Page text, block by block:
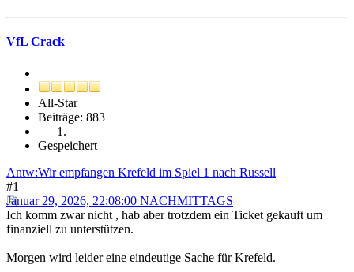
VfL Crack
All-Star
Beiträge: 883
Gespeichert
Antw:Wir empfangen Krefeld im Spiel 1 nach Russell
#1
Januar 29, 2026, 22:08:00 NACHMITTAGS
Ich komm zwar nicht , hab aber trotzdem ein Ticket gekauft um
finanziell zu unterstützen.
Morgen wird leider eine eindeutige Sache für Krefeld.